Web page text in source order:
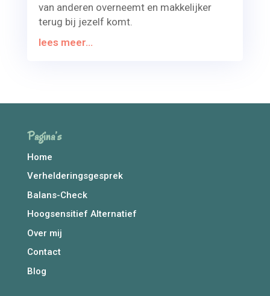
van anderen overneemt en makkelijker
terug bij jezelf komt.
lees meer...
Pagina’s
Home
Verhelderingsgesprek
Balans-Check
Hoogsensitief Alternatief
Over mij
Contact
Blog